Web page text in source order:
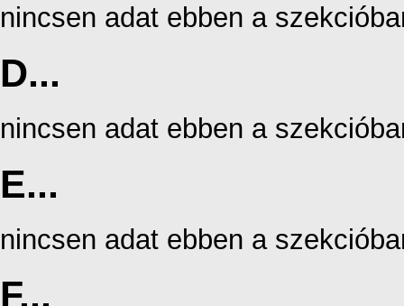
nincsen adat ebben a
D...
nincsen adat ebben a
E...
nincsen adat ebben a
F...